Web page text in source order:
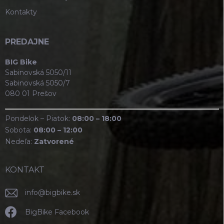
Kontakty
PREDAJNE
BIG Bike
Sabinovská 5050/11
Sabinovská 5050/7
080 01 Prešov
Pondelok – Piatok: 08:00 – 18:00
Sobota: 08:00 – 12:00
Nedeľa: Zatvorené
KONTAKT
info@bigbike.sk
BigBike Facebook